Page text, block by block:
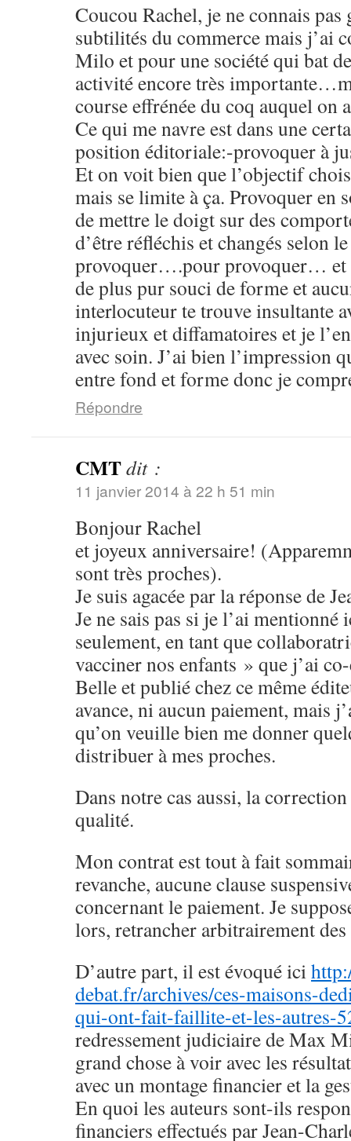
Coucou Rachel, je ne connais pas
subtilités du commerce mais j’ai
Milo et pour une société qui bat
activité encore très
course effrénée du coq auquel on
Ce qui me navre est dans une
position éditoriale:-provoquer à
Et on voit bien que l’objectif
mais se limite à ça. Provoquer en
de mettre le doigt sur des
d’être réfléchis et changés selon
provoquer….pour provoquer… et
de plus pur souci de forme et
interlocuteur te trouve insultante
injurieux et diffamatoires et je
avec soin. J’ai bien l’impression
entre fond et forme donc je
Répondre
CMTdit :
11 janvier 2014 à 22 h 51 min
Bonjour Rachel
et joyeux anniversaire!
sont très proches).
Je suis agacée par la réponse de
Je ne sais pas si je l’ai mentionné
seulement, en tant que
vacciner nos enfants » que j’ai
Belle et publié chez ce même
avance, ni aucun paiement, mais
qu’on veuille bien me donner
distribuer à mes proches.
Dans notre cas aussi, la
qualité.
Mon contrat est tout à fait
revanche, aucune clause
concernant le paiement. Je
lors, retrancher arbitrairement
D’autre part, il est évoqué ici
debat.fr/archives/ces-maisons-
qui-ont-fait-faillite-et-les-autres-
redressement judiciaire de Max
grand chose à voir avec les
avec un montage financier et la
En quoi les auteurs sont-ils
financiers effectués par Jean-